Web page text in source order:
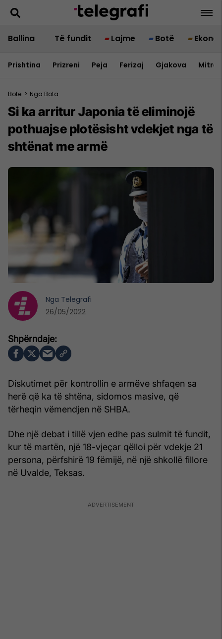
Ballina Të fundit Lajme Botë
Prishtina Prizreni Peja Ferizaj Gjakova
Botë > Nga Bota
Si ka arritur Japonia të eliminojë
pothuajse plotësisht vdekjet nga të
shtënat me armë
Diskutimet për kontrollin e armëve shfaqen sa
herë që ka të shtëna, sidomos masive, që
tërheqin vëmendjen në SHBA.
Dhe një debat i tillë vjen edhe pas sulmit të fundit,
kur të martën, një 18-vjeçar qëlloi për vdekje 21
persona, përfshirë 19 fëmijë, në një shkollë fillore
në Uvalde, Teksas.
Nga Telegrafi
26/05/2022